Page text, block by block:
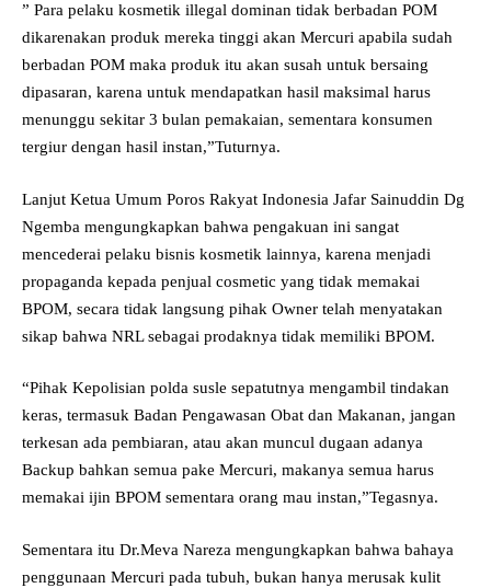
” Para pelaku kosmetik illegal dominan tidak berbadan POM
dikarenakan produk mereka tinggi akan Mercuri apabila sudah
berbadan POM maka produk itu akan susah untuk bersaing
dipasaran, karena untuk mendapatkan hasil maksimal harus
menunggu sekitar 3 bulan pemakaian, sementara konsumen
tergiur dengan hasil instan,”Tuturnya.
Lanjut Ketua Umum Poros Rakyat Indonesia Jafar Sainuddin Dg
Ngemba mengungkapkan bahwa pengakuan ini sangat
mencederai pelaku bisnis kosmetik lainnya, karena menjadi
propaganda kepada penjual cosmetic yang tidak memakai
BPOM, secara tidak langsung pihak Owner telah menyatakan
sikap bahwa NRL sebagai prodaknya tidak memiliki BPOM.
“Pihak Kepolisian polda susle sepatutnya mengambil tindakan
keras, termasuk Badan Pengawasan Obat dan Makanan, jangan
terkesan ada pembiaran, atau akan muncul dugaan adanya
Backup bahkan semua pake Mercuri, makanya semua harus
memakai ijin BPOM sementara orang mau instan,”Tegasnya.
Sementara itu Dr.Meva Nareza mengungkapkan bahwa bahaya
penggunaan Mercuri pada tubuh, bukan hanya merusak kulit